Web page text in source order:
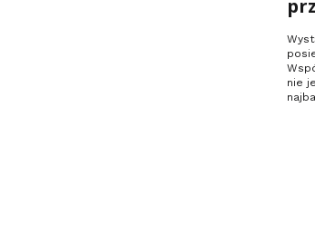
nie